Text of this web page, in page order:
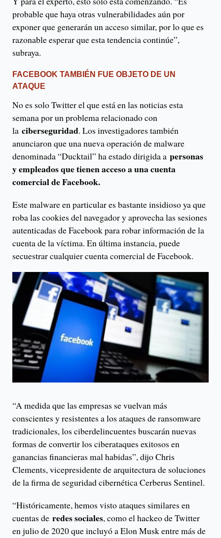
probable que haya otras vulnerabilidades aún por
exponer que generarán un acceso similar, por lo que es
razonable esperar que esta tendencia continúe”,
subraya.
FACEBOOK TAMBIÉN FUE OBJETO DE UN
ATAQUE
No es solo Twitter el que está en las noticias esta
semana por un problema relacionado con
la ciberseguridad. Los investigadores también
anunciaron que una nueva operación de malware
denominada “Ducktail” ha estado dirigida a personas
y empleados que tienen acceso a una cuenta
comercial de Facebook.
Este malware en particular es bastante insidioso ya que
roba las cookies del navegador y aprovecha las sesiones
autenticadas de Facebook para robar información de la
cuenta de la víctima. En última instancia, puede
secuestrar cualquier cuenta comercial de Facebook.
“A medida que las empresas se vuelvan más
conscientes y resistentes a los ataques de ransomware
tradicionales, los ciberdelincuentes buscarán nuevas
formas de convertir los ciberataques exitosos en
ganancias financieras mal habidas”, dijo Chris
Clements, vicepresidente de arquitectura de soluciones
de la firma de seguridad cibernética Cerberus Sentinel.
“Históricamente, hemos visto ataques similares en
cuentas de redes sociales, como el hackeo de Twitter
en julio de 2020 que incluyó a Elon Musk entre más de